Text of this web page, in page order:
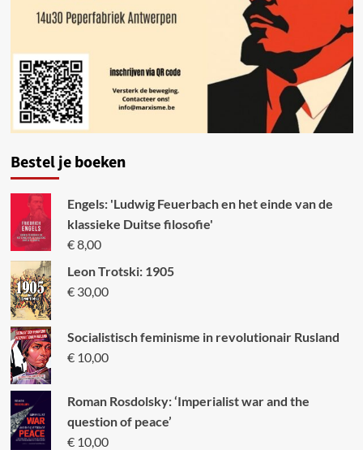
Bestel je boeken
Engels: 'Ludwig Feuerbach en het einde van de
klassieke Duitse filosofie'
€8,00
Leon Trotski: 1905
€30,00
Socialistisch feminisme in revolutionair Rusland
€10,00
Roman Rosdolsky: ‘Imperialist war and the
question of peace’
€10,00